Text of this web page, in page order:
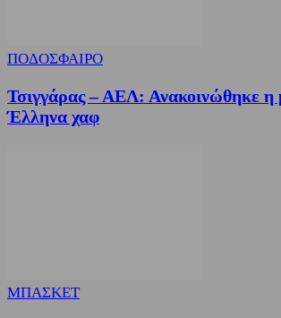
ΠΟΔΟΣΦΑΙΡΟ
Τσιγγάρας – ΑΕΛ: Ανακοινώθηκε η
Έλληνα χαφ
ΜΠΑΣΚΕΤ